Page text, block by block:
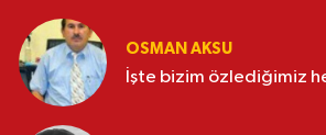
OSMAN AKSU
İşte bizim özlediğimiz